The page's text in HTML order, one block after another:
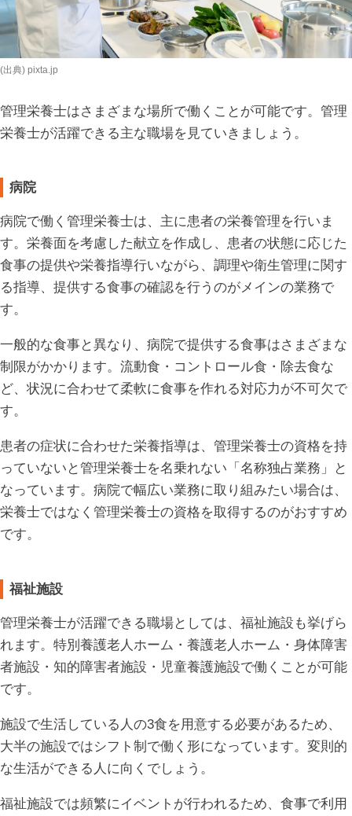
(出典) pixta.jp
管理栄養士はさまざまな場所で働くことが可能です。管理
栄養士が活躍できる主な職場を見ていきましょう。
病院
病院で働く管理栄養士は、主に患者の栄養管理を行いま
す。栄養面を考慮した献立を作成し、患者の状態に応じた
食事の提供や栄養指導行いながら、調理や衛生管理に関す
る指導、提供する食事の確認を行うのがメインの業務で
す。
一般的な食事と異なり、病院で提供する食事はさまざまな
制限がかかります。流動食・コントロール食・除去食な
ど、状況に合わせて柔軟に食事を作れる対応力が不可欠で
す。
患者の症状に合わせた栄養指導は、管理栄養士の資格を持
っていないと管理栄養士を名乗れない「名称独占業務」と
なっています。病院で幅広い業務に取り組みたい場合は、
栄養士ではなく管理栄養士の資格を取得するのがおすすめ
です。
福祉施設
管理栄養士が活躍できる職場としては、福祉施設も挙げら
れます。特別養護老人ホーム・養護老人ホーム・身体障害
者施設・知的障害者施設・児童養護施設で働くことが可能
です。
施設で生活している人の3食を用意する必要があるため、
大半の施設ではシフト制で働く形になっています。変則的
な生活ができる人に向くでしょう。
福祉施設では頻繁にイベントが行われるため、食事で利用